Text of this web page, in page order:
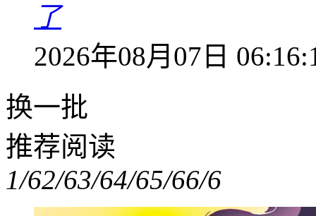
了
2026年08月07日
换一批
推荐阅读
1/62/63/64/65/66/6